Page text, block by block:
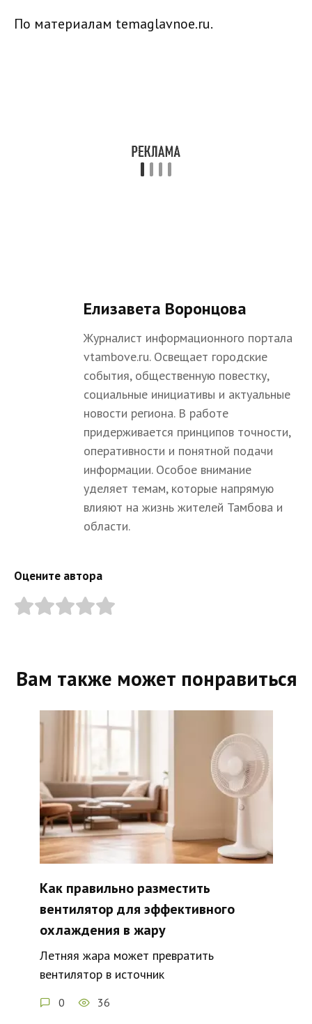
По материалам temaglavnoe.ru.
Елизавета Воронцова
Журналист информационного портала
vtambove.ru. Освещает городские
события, общественную повестку,
социальные инициативы и актуальные
новости региона. В работе
придерживается принципов точности,
оперативности и понятной подачи
информации. Особое внимание
уделяет темам, которые напрямую
влияют на жизнь жителей Тамбова и
области.
Оцените автора
Вам также может понравиться
Как правильно разместить
вентилятор для эффективного
охлаждения в жару
Летняя жара может превратить
вентилятор в источник
0 36